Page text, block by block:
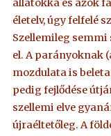
állatokká és azok
életelv, úgy felfelé
Szellemileg semmi
el. A parányoknak
mozdulata is
pedig fejlődése
szellemi elve
újraéltetőleg. A